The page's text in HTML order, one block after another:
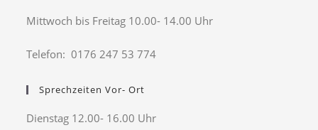
Mittwoch bis Freitag 10.00- 14.00 Uhr
Telefon: 0176 247 53 774
Sprechzeiten Vor- Ort
Dienstag 12.00- 16.00 Uhr